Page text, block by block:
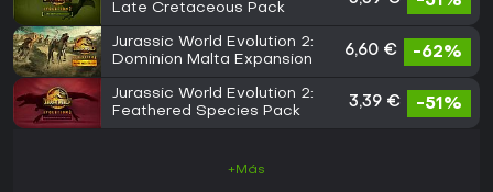
Late Cretaceous Pack
Jurassic World Evolution 2:
Dominion Malta Expansion
6,60 € -62%
Jurassic World Evolution 2:
Feathered Species Pack
3,39 € -51%
+Más